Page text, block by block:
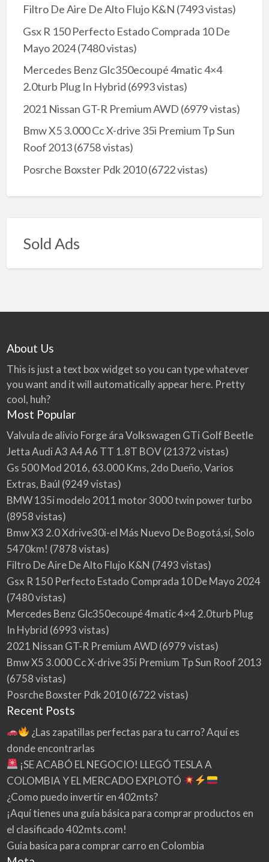
Filtro De Aire De Alto Flujo K&N (7493 vistas)
Gsx R 150 Perfecto Estado Comprada 10 De
Mayo 2024(7480 vistas)
Mercedes Benz Glc350ecoupé 4matic 4×4
2.0turb Plug In Hybrid (6993 vistas)
2021 Nissan GT-R Premium AWD (6979 vistas)
Bmw X5 3.000 Cc X-drive 35i Premium Tp Sun
Roof 2013(6758 vistas)
Posrche Boxster Pdk 2010(6722 vistas)
Sold Ads
About Us
This is just a text box widget so you can type whatever
you want and it will automatically appear here. Pretty
cool, huh?
Most Popular
Valvula de alivio Forge ára Volkswagen GTi Golf Beetle
Jetta Audi A3 A4 A6 TT 1.8T BOV(21372 vistas)
Gs 500 Mod 2016, 63.000 Kms, 2do Dueño, Varios
Extras, Baúl (9249 vistas)
BMW 135i modelo 2011 motor 3000 twin power turbo
(8958 vistas)
Bmw X3 2.0 Xdrive30i-el Más Nuevo De Bogotá,sí, Solo
5470km! (7878 vistas)
Filtro De Aire De Alto Flujo K&N (7493 vistas)
Gsx R 150 Perfecto Estado Comprada 10 De Mayo 2024
(7480 vistas)
Mercedes Benz Glc350ecoupé 4matic 4×4 2.0turb Plug
In Hybrid (6993 vistas)
2021 Nissan GT-R Premium AWD(6979 vistas)
Bmw X5 3.000 Cc X-drive 35i Premium Tp Sun Roof 2013
(6758 vistas)
Posrche Boxster Pdk 2010(6722 vistas)
Recent Posts
¿Las zapatillas perfectas para tu carro? Aquí es
donde encontrarlas
¡SE ACABÓ EL NEGOCIO! LLEGÓ TESLA A
COLOMBIA Y EL MERCADO EXPLOTÓ
¿Como puedo invertir en 402mts?
¡Aquí tienes una guía básica para comprar productos en
el clasificado 402mts.com!
Guia basica para comprar carro en Colombia